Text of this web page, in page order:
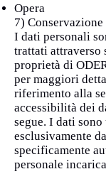
Opera
7)
I dati personali
trattati
proprietà di
per maggiori
riferimento alla
accessibilità dei
segue. I dati
esclusivamente
specificamente
personale